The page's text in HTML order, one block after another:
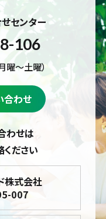
センター
106
曜～土曜）
合わせ
わせは
ださい
株式会社
007